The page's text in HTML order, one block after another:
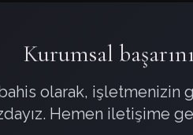
Kurumsal
olarak, işletmenizin
Hemen iletişime